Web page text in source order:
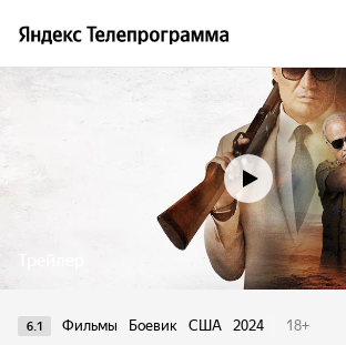
6.1 Фильмы Боевик США 2024 18+